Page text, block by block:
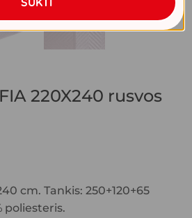
220X240 rusvos
cm. Tankis: 250+120+65
poliesteris.